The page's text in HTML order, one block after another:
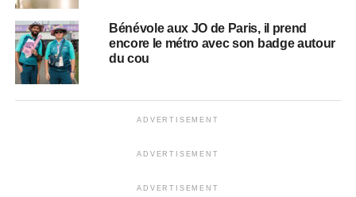
Bénévole aux JO de Paris, il prend
encore le métro avec son badge autour
du cou
ADVERTISEMENT
ADVERTISEMENT
ADVERTISEMENT